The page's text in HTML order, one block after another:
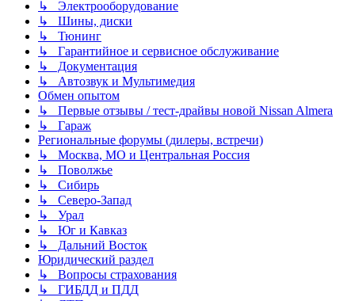
↳ Электрооборудование
↳ Шины, диски
↳ Тюнинг
↳ Гарантийное и сервисное обслуживание
↳ Документация
↳ Автозвук и Мультимедия
Обмен опытом
↳ Первые отзывы / тест-драйвы новой Nissan Almera
↳ Гараж
Региональные форумы (дилеры, встречи)
↳ Москва, МО и Центральная Россия
↳ Поволжье
↳ Сибирь
↳ Северо-Запад
↳ Урал
↳ Юг и Кавказ
↳ Дальний Восток
Юридический раздел
↳ Вопросы страхования
↳ ГИБДД и ПДД